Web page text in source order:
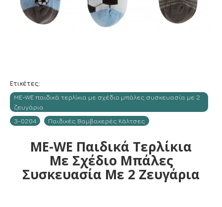
Ετικέτες:
ME-WE παιδικά τερλίκια με σχέδιο μπάλες συσκευασία με 2
ζευγάρια
3-0204
Παιδικές Βαμβακερές Κάλτσες
ME-WE Παιδικά Τερλίκια
Με Σχέδιο Μπάλες
Συσκευασία Με 2 Ζευγάρια